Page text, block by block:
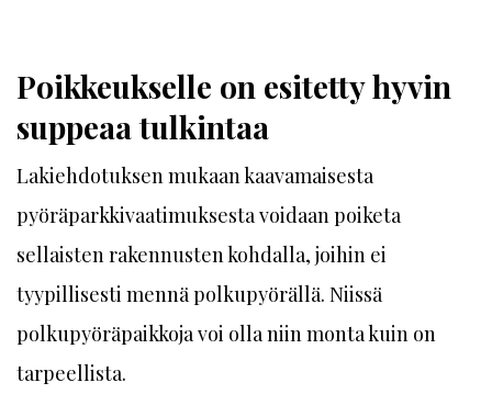
Poikkeukselle on esitetty hyvin
suppeaa tulkintaa
Lakiehdotuksen mukaan kaavamaisesta
pyöräparkkivaatimuksesta voidaan poiketa
sellaisten rakennusten kohdalla, joihin ei
tyypillisesti mennä polkupyörällä. Niissä
polkupyöräpaikkoja voi olla niin monta kuin on
tarpeellista.